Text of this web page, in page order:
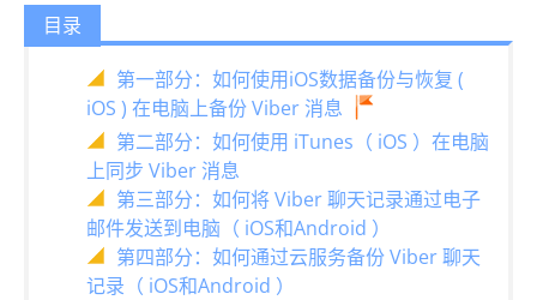
目录
第一部分：如何使用iOS数据备份与恢复 (
iOS ) 在电脑上备份 Viber 消息
第二部分：如何使用 iTunes（ iOS ）在电脑
上同步 Viber 消息
第三部分：如何将 Viber 聊天记录通过电子
邮件发送到电脑（ iOS和Android ）
第四部分：如何通过云服务备份 Viber 聊天
记录（ iOS和Android ）